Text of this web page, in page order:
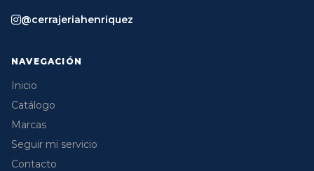
@cerrajeriahenriquez
NAVEGACIÓN
Inicio
Catálogo
Marcas
Seguir mi servicio
Contacto